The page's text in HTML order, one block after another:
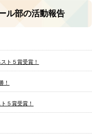
ル部の活動報告
ト５賞受賞！
！
５賞受賞！